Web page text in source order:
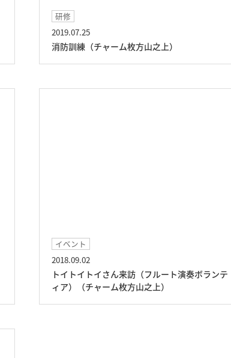
研修
2019.07.25
消防訓練（チャーム枚方山之上）
イベント
2018.09.02
トイトイトイさん来訪（フルート演奏ボランテ
ィア）（チャーム枚方山之上）